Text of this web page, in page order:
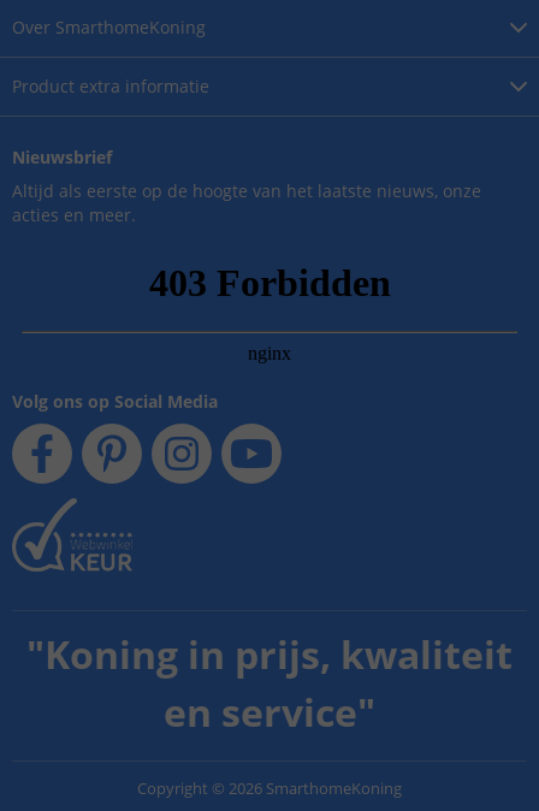
Over SmarthomeKoning
Product extra informatie
Nieuwsbrief
Altijd als eerste op de hoogte van het laatste nieuws, onze
acties en meer.
Volg ons op Social Media
"Koning in prijs, kwaliteit
en service"
Copyright © 2026 SmarthomeKoning